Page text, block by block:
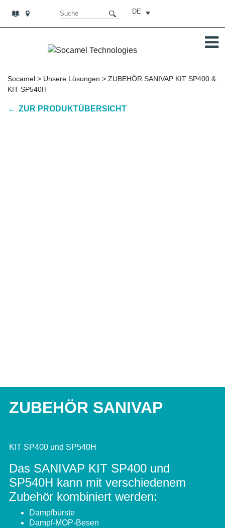
DE
Socamel > Unsere Lösungen > ZUBEHÖR SANIVAP KIT SP400 &
KIT SP540H
ZUR PRODUKTÜBERSICHT
ZUBEHÖR SANIVAP
KIT SP400 und SP540H
Das SANIVAP KIT SP400 und
SP540H kann mit verschiedenem
Zubehör kombiniert werden:
Dampfbürste
Dampf-MOP-Besen